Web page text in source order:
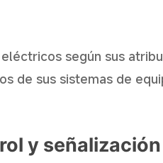
según sus
de sus sistemas de
y señalización